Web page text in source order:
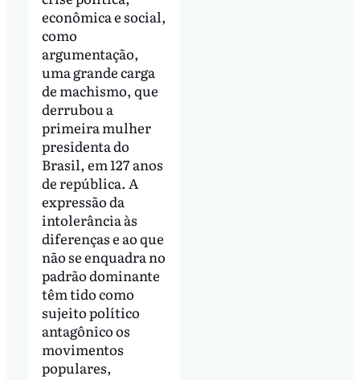
econômica e social,
como
argumentação,
uma grande carga
de machismo, que
derrubou a
primeira mulher
presidenta do
Brasil, em 127 anos
de república. A
expressão da
intolerância às
diferenças e ao que
não se enquadra no
padrão dominante
têm tido como
sujeito político
antagônico os
movimentos
populares,